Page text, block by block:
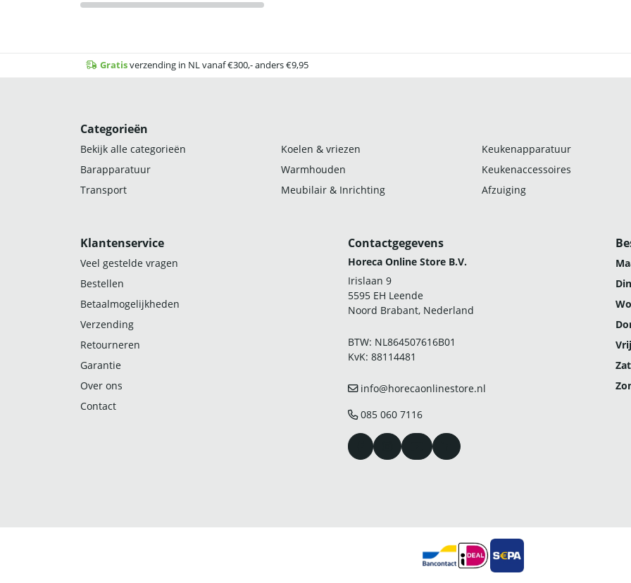
Gratisverzending in NL vanaf €300,- anders €9,95
Categorieën
Bekijk alle categorieën Koelen & vriezen
Keukenapparatuur
Barapparatuur
Warmhouden
Keukenaccessoires
Transport
Meubilair & Inrichting Afzuiging
Klantenservice
Veel gestelde vragen
Bestellen
Betaalmogelijkheden
Verzending
Retourneren
Garantie
Over ons
Contact
Contactgegevens
Horeca Online Store B.V.
Irislaan 9
5595 EH Leende
Noord Brabant, Nederland
BTW: NL864507616B01
KvK: 88114481
info@horecaonlinestore.nl
085 060 7116